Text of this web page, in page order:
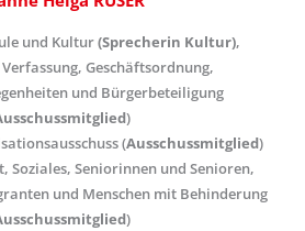
und Kultur(Sprecherin Kultur),
Geschäftsordnung,
und Bürgerbeteiligung
)
(Ausschussmitglied)
Soziales, Seniorinnen und Senioren,
und Menschen mit Behinderung
)